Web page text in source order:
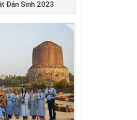
Đản Sinh 2023